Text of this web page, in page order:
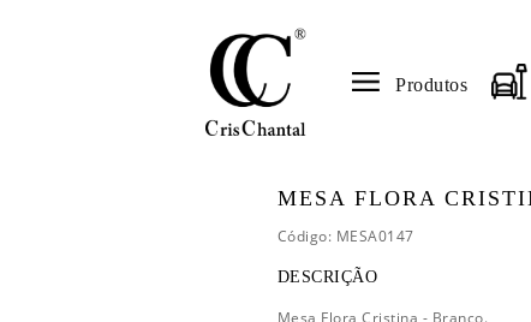
Produtos
MESA FLORA
Código: MESA0147
DESCRIÇÃO
Mesa Flora Cristina - Branco.